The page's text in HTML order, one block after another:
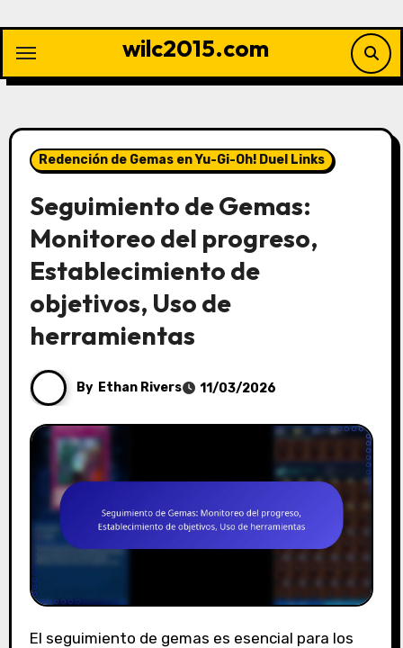
content
wilc2015.com
Redención de Gemas en Yu-Gi-Oh! Duel Links
Seguimiento de Gemas:
Monitoreo del progreso,
Establecimiento de
objetivos, Uso de
herramientas
By Ethan Rivers 11/03/2026
El seguimiento de gemas es esencial para los